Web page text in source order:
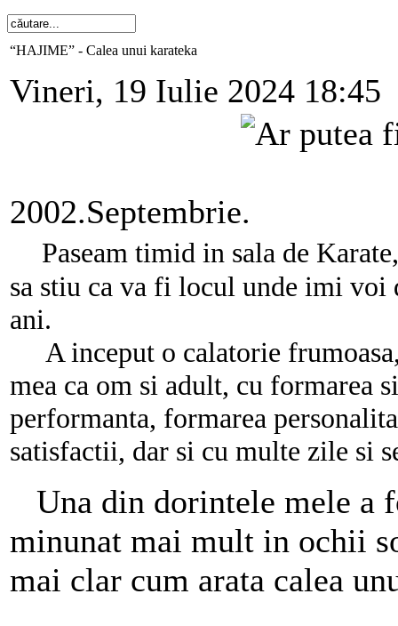
“HAJIME” - Calea unui karateka
Vineri, 19 Iulie 2024 18:45
2002.Septembrie.
Paseam timid in sala de
sa stiu ca va fi locul unde imi voi
ani.
A inceput o calatorie
mea ca om si adult, cu formarea
performanta, formarea
satisfactii, dar si cu multe zile si
Una din dorintele mele a
minunat mai mult in ochii
mai clar cum arata calea